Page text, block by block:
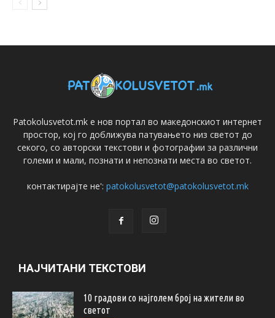
Patokolusvetot.mk е нов портал во македонскиот интернет
простор, кој го доближува патувањето низ светот до
секого, со авторски текстови и фотографии за различни
големи и мали, познати и непознати места во светот.
контактирајте не': patokolusvetot@patokolusvetot.mk
НАЈЧИТАНИ ТЕКСТОВИ
10 градови со најголем број на жители во
светот